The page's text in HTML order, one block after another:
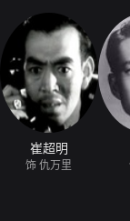
中，红军则继续北上
崔超明
饰 仇万里